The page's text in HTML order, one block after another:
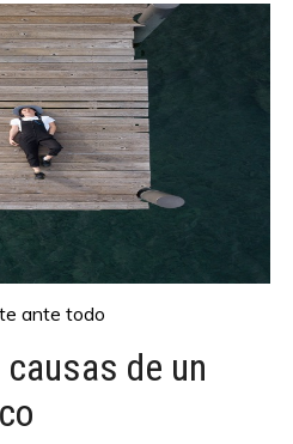
ante todo
de un